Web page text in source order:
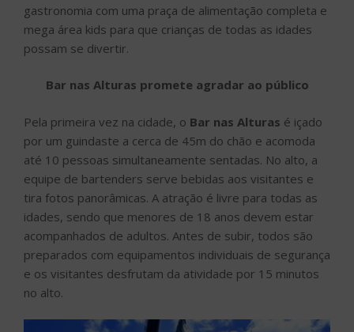
gastronomia com uma praça de alimentação completa e
mega área kids para que crianças de todas as idades
possam se divertir.
Bar nas Alturas promete agradar ao público
Pela primeira vez na cidade, o Bar nas Alturas é içado
por um guindaste a cerca de 45m do chão e acomoda
até 10 pessoas simultaneamente sentadas. No alto, a
equipe de bartenders serve bebidas aos visitantes e
tira fotos panorâmicas. A atração é livre para todas as
idades, sendo que menores de 18 anos devem estar
acompanhados de adultos. Antes de subir, todos são
preparados com equipamentos individuais de segurança
e os visitantes desfrutam da atividade por 15 minutos
no alto.